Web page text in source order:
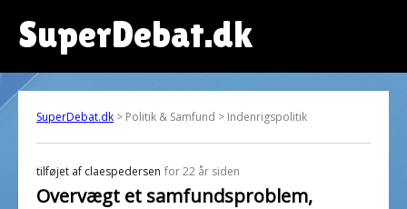
SuperDebat.dk
SuperDebat.dk > Politik & Samfund > Indenrigspolitik
tilføjet af claespedersen for 22 år siden
Overvægt et samfundsproblem,